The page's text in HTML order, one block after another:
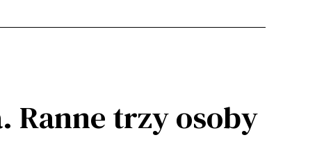
Ranne trzy osoby